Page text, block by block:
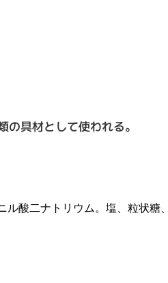
具材として使われる。
酸二ナトリウム。塩、粒状